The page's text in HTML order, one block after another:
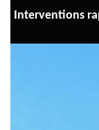
Interventions